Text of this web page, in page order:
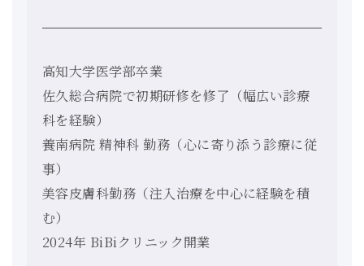
高知大学医学部卒業
佐久総合病院で初期研修を修了（幅広い診療
科を経験）
養南病院 精神科 勤務（心に寄り添う診療に従
事）
美容皮膚科勤務（注入治療を中心に経験を積
む）
2024年 BiBiクリニック開業